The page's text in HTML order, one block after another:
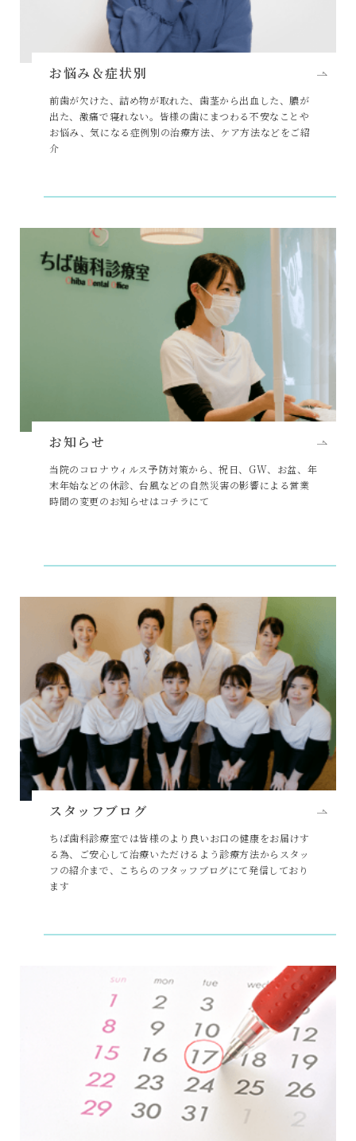
お悩み＆症状別
前歯が欠けた、詰め物が取れた、歯茎から出血した、膿が
出た、激痛で寝れない。皆様の歯にまつわる不安なことや
お悩み、気になる症例別の治療方法、ケア方法などをご紹
介
お知らせ
当院のコロナウィルス予防対策から、祝日、GW、お盆、年
末年始などの休診、台風などの自然災害の影響による営業
時間の変更のお知らせはコチラにて
スタッフブログ
ちば歯科診療室では皆様のより良いお口の健康をお届けす
る為、ご安心して治療いただけるよう診療方法からスタッ
フの紹介まで、こちらのフタッフブログにて発信しており
ます